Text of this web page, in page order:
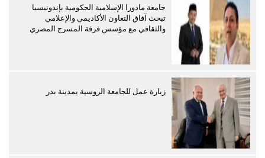
جامعة مادورا الإسلامية الحكومية بإندونيسيا
تبحث آفاق التعاون الأكاديمي والإعلامي
والثقافي مع مؤسس فرقة المسرح المصري
زيارة عمل للجامعة الروسية بمدينة بدر